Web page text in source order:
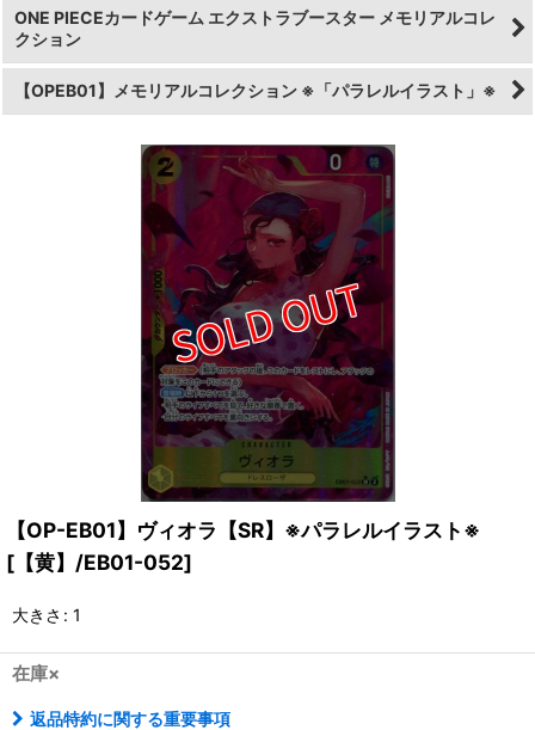
ONE PIECEカードゲーム エクストラブースター メモリアルコレ
クション
【OPEB01】メモリアルコレクション ※「パラレルイラスト」※
【OP-EB01】ヴィオラ【SR】※パラレルイラスト※
[ 【黄】/EB01-052]
大きさ : 1
在庫×
返品特約に関する重要事項